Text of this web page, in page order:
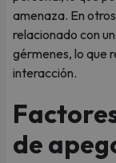
amenaza. En
relacionado con
gérmenes, lo que
interacción.
de